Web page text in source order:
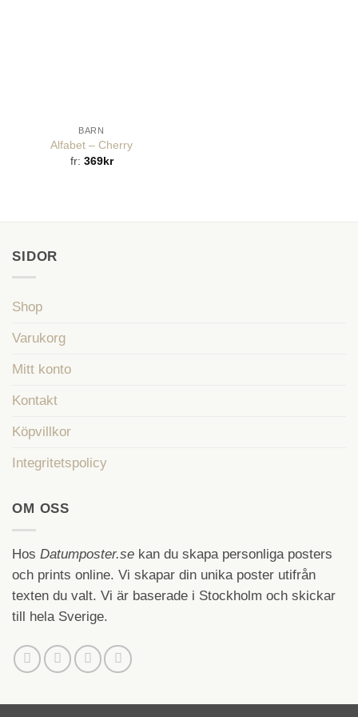
BARN
Alfabet – Cherry
fr: 369kr
SIDOR
Shop
Varukorg
Mitt konto
Kontakt
Köpvillkor
Integritetspolicy
OM OSS
Hos Datumposter.se kan du skapa personliga posters
och prints online. Vi skapar din unika poster utifrån
texten du valt. Vi är baserade i Stockholm och skickar
till hela Sverige.